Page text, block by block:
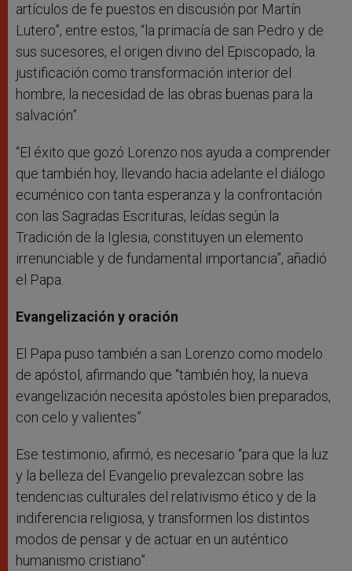
artículos de fe puestos en discusión por Martín
Lutero”, entre estos, “la primacía de san Pedro y de
sus sucesores, el origen divino del Episcopado, la
justificación como transformación interior del
hombre, la necesidad de las obras buenas para la
salvación”.
“El éxito que gozó Lorenzo nos ayuda a comprender
que también hoy, llevando hacia adelante el diálogo
ecuménico con tanta esperanza y la confrontación
con las Sagradas Escrituras, leídas según la
Tradición de la Iglesia, constituyen un elemento
irrenunciable y de fundamental importancia”, añadió
el Papa.
Evangelización y oración
El Papa puso también a san Lorenzo como modelo
de apóstol, afirmando que “también hoy, la nueva
evangelización necesita apóstoles bien preparados,
con celo y valientes”.
Ese testimonio, afirmó, es necesario “para que la luz
y la belleza del Evangelio prevalezcan sobre las
tendencias culturales del relativismo ético y de la
indiferencia religiosa, y transformen los distintos
modos de pensar y de actuar en un auténtico
humanismo cristiano”.